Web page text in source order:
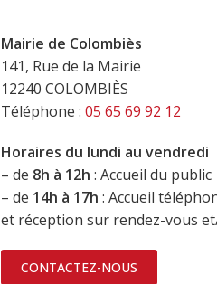
Mairie de Colombiès
141, Rue de la Mairie
12240 COLOMBIÈS
Téléphone : 05 65 69 92 12
Horaires du lundi au vendredi
– de 8h à 12h : Accueil du public
– de 14h à 17h : Accueil
et réception sur rendez-vous
CONTACTEZ-NOUS